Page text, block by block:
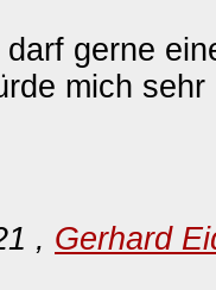
gerne
mich
, Gerhard